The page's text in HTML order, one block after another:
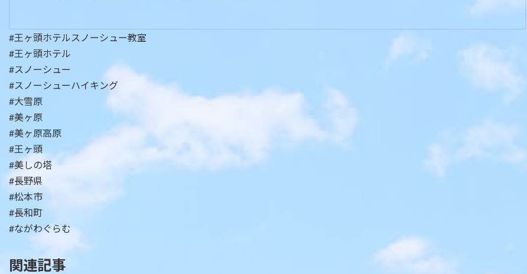
#王ヶ頭ホテルスノーシュー教室
#王ヶ頭ホテル
#スノーシュー
#スノーシューハイキング
#大雪原
#美ヶ原
#美ヶ原高原
#王ヶ頭
#美しの塔
#長野県
#松本市
#長和町
#ながわぐらむ
関連記事